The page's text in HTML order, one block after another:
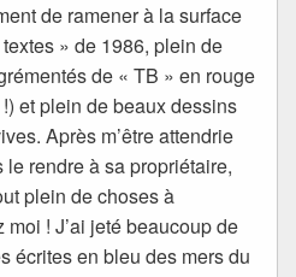
de ramener à la surface
» de 1986, plein de
de « TB » en rouge
et plein de beaux dessins
Après m’être attendrie
le rendre à sa propriétaire,
plein de choses à
moi ! J’ai jeté beaucoup de
écrites en bleu des mers du